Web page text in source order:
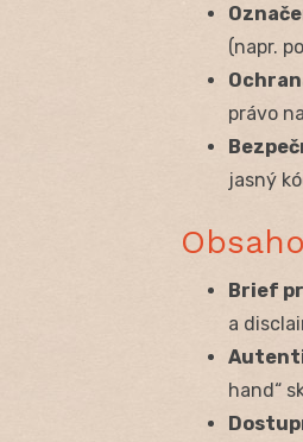
(napr.
právo
jasný
Brief
a
hand“